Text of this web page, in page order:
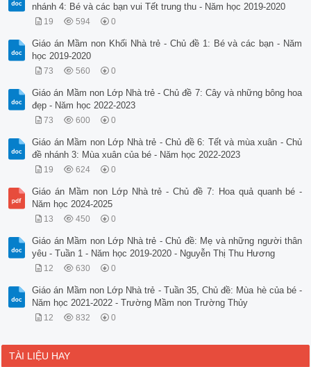
nhánh 4: Bé và các bạn vui Tết trung thu - Năm học 2019-2020
19 594 0
Giáo án Mầm non Khối Nhà trẻ - Chủ đề 1: Bé và các bạn - Năm
học 2019-2020
73 560 0
Giáo án Mầm non Lớp Nhà trẻ - Chủ đề 7: Cây và những bông hoa
đẹp - Năm học 2022-2023
73 600 0
Giáo án Mầm non Lớp Nhà trẻ - Chủ đề 6: Tết và mùa xuân - Chủ
đề nhánh 3: Mùa xuân của bé - Năm học 2022-2023
19 624 0
Giáo án Mầm non Lớp Nhà trẻ - Chủ đề 7: Hoa quả quanh bé -
Năm học 2024-2025
13 450 0
Giáo án Mầm non Lớp Nhà trẻ - Chủ đề: Mẹ và những người thân
yêu - Tuần 1 - Năm học 2019-2020 - Nguyễn Thị Thu Hương
12 630 0
Giáo án Mầm non Lớp Nhà trẻ - Tuần 35, Chủ đề: Mùa hè của bé -
Năm học 2021-2022 - Trường Mầm non Trường Thủy
12 832 0
TÀI LIỆU HAY